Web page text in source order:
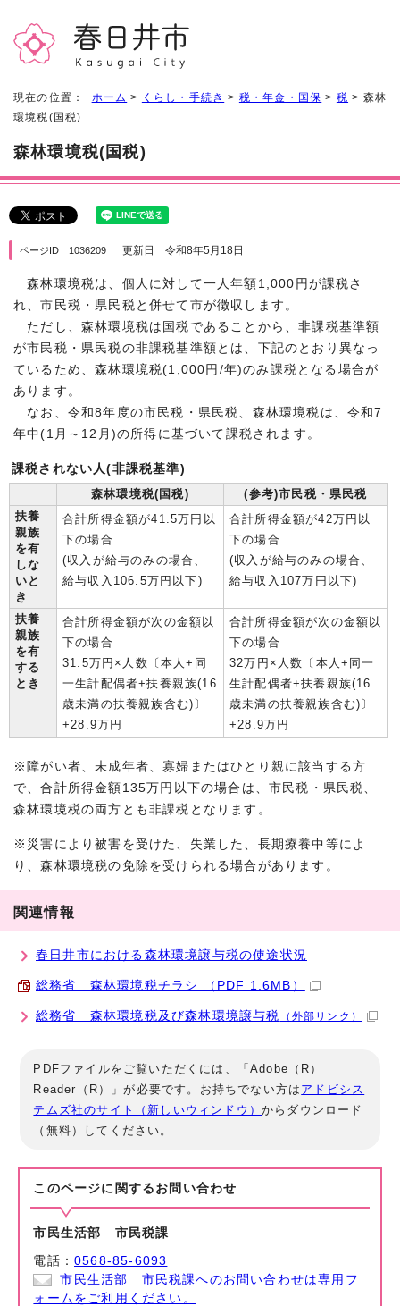
現在の位置： ホーム > くらし・手続き > 税・年金・国保 > 税 > 森林
環境税(国税)
森林環境税(国税)
ページID 1036209 更新日 令和8年5月18日
森林環境税は、個人に対して一人年額1,000円が課税さ
れ、市民税・県民税と併せて市が徴収します。
ただし、森林環境税は国税であることから、非課税基準額
が市民税・県民税の非課税基準額とは、下記のとおり異なっ
ているため、森林環境税(1,000円/年)のみ課税となる場合が
あります。
なお、令和8年度の市民税・県民税、森林環境税は、令和7
年中(1月～12月)の所得に基づいて課税されます。
課税されない人(非課税基準)
森林環境税(国税)
(参考)市民税・県民税
扶養
親族
を有
しな
いと
き
合計所得金額が41.5万円以
下の場合
(収入が給与のみの場合、
給与収入106.5万円以下)
合計所得金額が42万円以
下の場合
(収入が給与のみの場合、
給与収入107万円以下)
扶養
親族
を有
する
とき
合計所得金額が次の金額以
下の場合
31.5万円×人数〔本人+同
一生計配偶者+扶養親族(16
歳未満の扶養親族含む)〕
+28.9万円
合計所得金額が次の金額以
下の場合
32万円×人数〔本人+同一
生計配偶者+扶養親族(16
歳未満の扶養親族含む)〕
+28.9万円
※障がい者、未成年者、寡婦またはひとり親に該当する方
で、合計所得金額135万円以下の場合は、市民税・県民税、
森林環境税の両方とも非課税となります。
※災害により被害を受けた、失業した、長期療養中等によ
り、森林環境税の免除を受けられる場合があります。
関連情報
春日井市における森林環境譲与税の使途状況
総務省 森林環境税チラシ （PDF 1.6MB）
総務省 森林環境税及び森林環境譲与税 （外部リンク）
PDFファイルをご覧いただくには、「Adobe（R）
Reader（R）」が必要です。お持ちでない方は アドビシス
テムズ社のサイト（新しいウィンドウ）からダウンロード
（無料）してください。
このページに関する お問い合わせ
市民生活部 市民税課
電話：0568-85-6093
市民生活部 市民税課へのお問い合わせは専用フ
ォームをご利用ください。